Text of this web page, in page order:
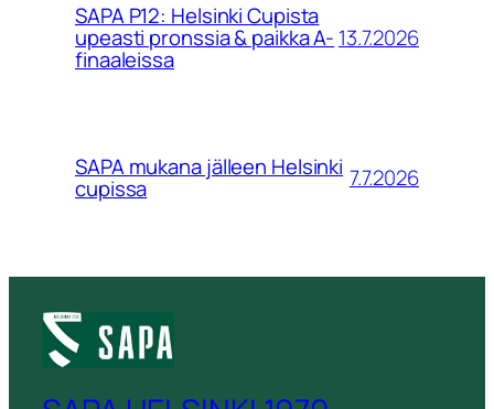
SAPA P12: Helsinki Cupista
upeasti pronssia & paikka A-
finaaleissa
13.7.2026
SAPA mukana jälleen Helsinki
cupissa 7.7.2026